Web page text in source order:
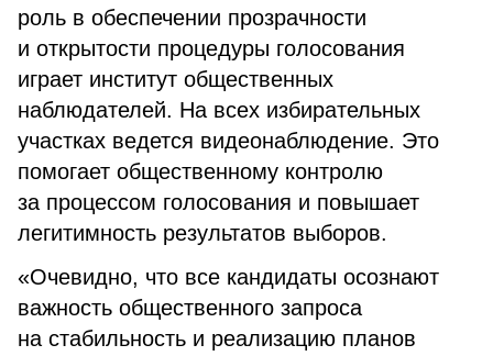
роль в обеспечении прозрачности
и открытости процедуры голосования
играет институт общественных
наблюдателей. На всех избирательных
участках ведется видеонаблюдение. Это
помогает общественному контролю
за процессом голосования и повышает
легитимность результатов выборов.
«Очевидно, что все кандидаты осознают
важность общественного запроса
на стабильность и реализацию планов